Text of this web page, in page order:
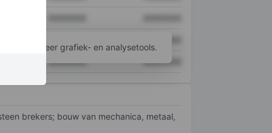
XXXXXXX XXXXXXX
tot meer grafiek- en analysetools.
brekers; bouw van mechanica, metaal,